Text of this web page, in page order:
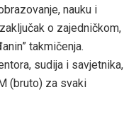
nauku i
o zajedničkom,
takmičenja.
sudija i savjetnika,
(bruto) za svaki